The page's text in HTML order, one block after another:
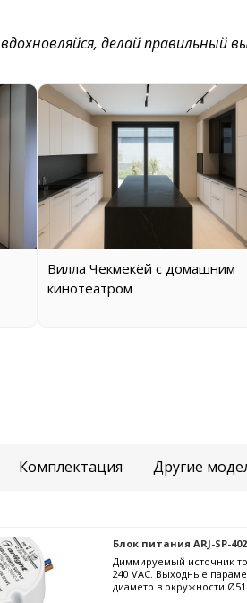
вдохновляйся, делай правильный
Вилла Чекмекёй с домашним
кинотеатром
Комплектация Другие
Блок питания ARJ-SP-
Диммируемый источник
240 VAC. Выходные
диаметр в окружности